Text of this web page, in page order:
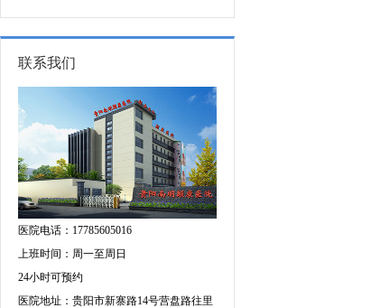
的三大类原因?
联系我们
医院电话：17785605016
上班时间：周一至周日
24小时可预约
医院地址：贵阳市新寨路14号营盘路往里